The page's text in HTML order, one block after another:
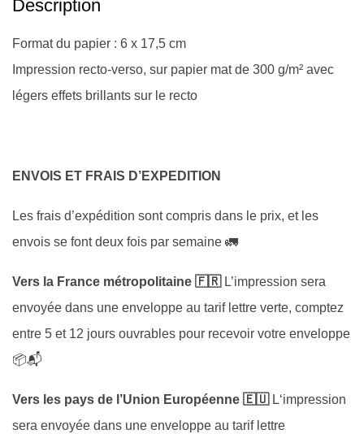
Description
Format du papier : 6 x 17,5 cm
Impression recto-verso, sur papier matde 300 g/m² avec
légers effets brillants sur le recto
ENVOIS ET FRAIS D’EXPEDITION
Les frais d’expédition sont compris dans le prix, et les
envois se font deux fois par semaine 🚛
Vers la France métropolitaine 🇫🇷 L’impression sera
envoyée dans une enveloppe au tarif lettre verte, comptez
entre 5 et 12 jours ouvrables pour recevoir votre enveloppe
📦📬
Vers les pays de l’Union Européenne 🇪🇺L‘impression
sera envoyée dans une enveloppe au tarif lettre